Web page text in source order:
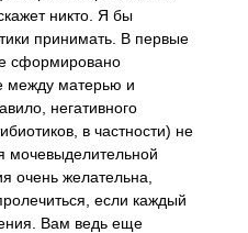
никто. Я бы
принимать. В первые
сформировано
между матерью и
негативного
в частности) не
мочевыделительной
очень желательна,
если каждый
Вам ведь еще